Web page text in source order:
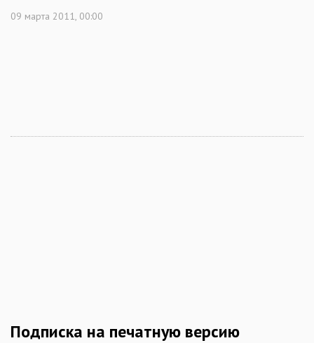
09 марта 2011, 00:00
Подписка на печатную версию